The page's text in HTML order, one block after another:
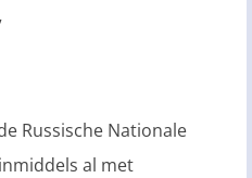
Russische Nationale
al met